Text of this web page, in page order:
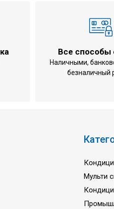
шума (внутренний блок)
на охлаждение
на обогрев
внутренних блоков
Все способы
Наличными,
безналичный
Мульти